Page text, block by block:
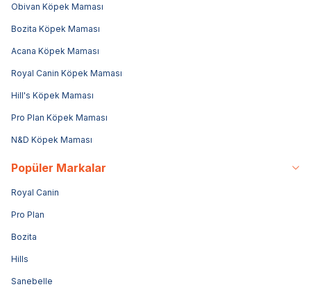
Obivan Köpek Maması
Bozita Köpek Maması
Acana Köpek Maması
Royal Canin Köpek Maması
Hill's Köpek Maması
Pro Plan Köpek Maması
N&D Köpek Maması
Popüler Markalar
Royal Canin
Pro Plan
Bozita
Hills
Sanebelle